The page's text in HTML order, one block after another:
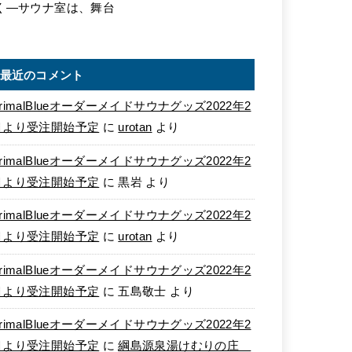
―サウナ室は、舞台
最近のコメント
オーダーメイドサウナグッズ2022年2
より受注開始予定 に urotan より
オーダーメイドサウナグッズ2022年2
より受注開始予定 に黒岩 より
オーダーメイドサウナグッズ2022年2
より受注開始予定 に urotan より
オーダーメイドサウナグッズ2022年2
より受注開始予定 に 五島敬士 より
オーダーメイドサウナグッズ2022年2
より受注開始予定 に綱島源泉湯けむりの庄